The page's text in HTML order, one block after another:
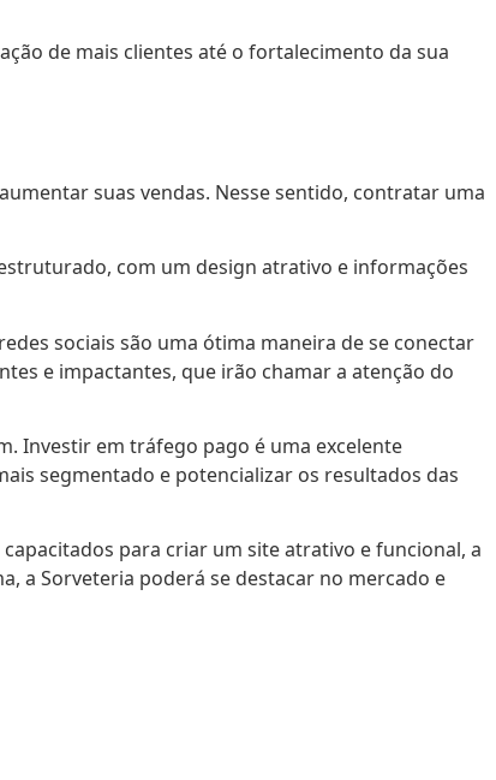
de mais clientes até o fortalecimento da sua
suas vendas. Nesse sentido, contratar uma
com um design atrativo e informações
sociais são uma ótima maneira de se conectar
e impactantes, que irão chamar a atenção do
Investir em tráfego pago é uma excelente
segmentado e potencializar os resultados das
para criar um site atrativo e funcional, a
a Sorveteria poderá se destacar no mercado e